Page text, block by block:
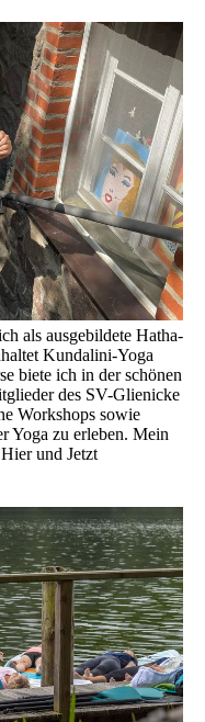
als ausgebildete Hatha-
Kundalini-Yoga
biete ich in der schönen
des SV-Glienicke
Workshops sowie
Yoga zu erleben. Mein
und Jetzt